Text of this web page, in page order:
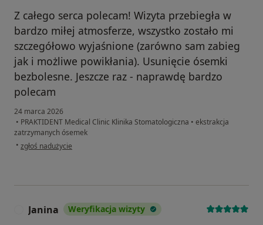
Z całego serca polecam! Wizyta przebiegła w
bardzo miłej atmosferze, wszystko zostało mi
szczegółowo wyjaśnione (zarówno sam zabieg
jak i możliwe powikłania). Usunięcie ósemki
bezbolesne. Jeszcze raz - naprawdę bardzo
polecam
24 marca 2026
• PRAKTIDENT Medical Clinic Klinika Stomatologiczna • ekstrakcja
zatrzymanych ósemek
• w opinii użytkownika Malwina
zgłoś nadużycie
Janina Weryfikacja wizyty